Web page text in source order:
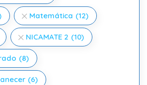
Matemática (12)
NICAMATE 2 (10)
(8)
(6)